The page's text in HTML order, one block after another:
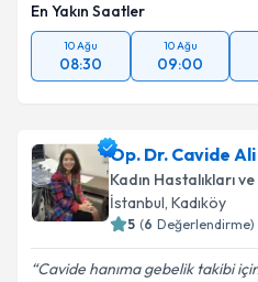
En Yakın Saatler
10 Ağu
08:30
10 Ağu
09:00
Op. Dr. Cavide Ali
Kadın Hastalıkları
İstanbul, Kadıköy
5 (6 Değerlendirme)
Cavide hanıma gebelik takibi